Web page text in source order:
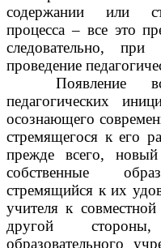
содержании или
процесса – все это
следовательно,
проведение
Появление все
педагогических
осознающего
стремящегося к его
прежде всего,
собственные
стремящийся к их
учителя к
другой
образовательного